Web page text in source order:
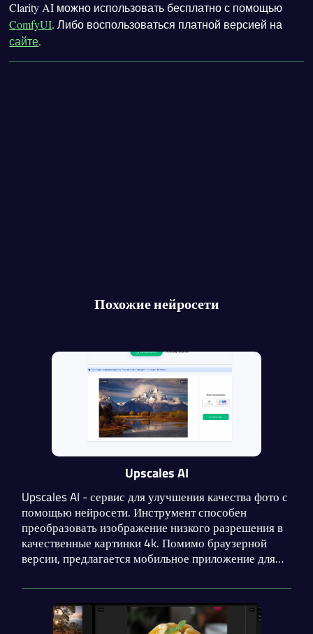
Clarity AI можно использовать бесплатно с помощью
ComfyUI. Либо воспользоваться платной версией на
сайте.
Похожие нейросети
Upscales AI
Upscales AI - сервис для улучшения качества фото с
помощью нейросети. Инструмент способен
преобразовать изображение низкого разрешения в
качественные картинки 4k. Помимо браузерной
версии, предлагается мобильное приложение для
использования в любом месте и в любое время.